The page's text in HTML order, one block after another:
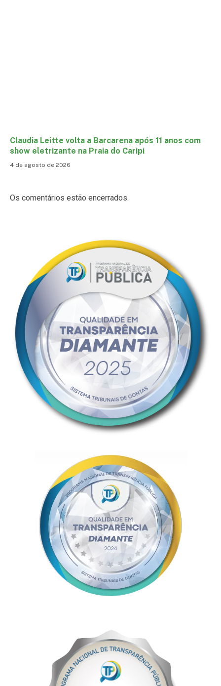
Claudia Leitte volta a Barcarena após 11 anos com
show eletrizante na Praia do Caripi
4 de agosto de 2026
Os comentários estão encerrados.